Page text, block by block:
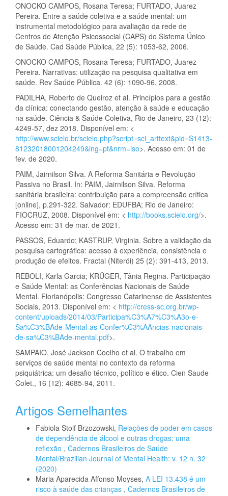
ONOCKO CAMPOS, Rosana Teresa; FURTADO, Juarez
Pereira. Entre a saúde coletiva e a saúde mental: um
instrumental metodológico para avaliação da rede de
Centros de Atenção Psicossocial (CAPS) do Sistema Único
de Saúde. Cad Saúde Pública, 22 (5): 1053-62, 2006.
ONOCKO CAMPOS, Rosana Teresa; FURTADO, Juarez
Pereira. Narrativas: utilização na pesquisa qualitativa em
saúde. Rev Saúde Pública. 42 (6): 1090-96, 2008.
PADILHA, Roberto de Queiroz et al. Princípios para a gestão
da clínica: conectando gestão, atenção à saúde e educação
na saúde. Ciência & Saúde Coletiva, Rio de Janeiro, 23 (12):
4249-57, dez 2018. Disponível em: <
http://www.scielo.br/scielo.php?script=sci_arttext&pid=S1413-
81232018001204249&lng=pt&nrm=iso>. Acesso em: 01 de
fev. de 2020.
PAIM, Jairnilson Silva. A Reforma Sanitária e Revolução
Passiva no Brasil. In: PAIM, Jairnilson Silva. Reforma
sanitária brasileira: contribuição para a compreensão crítica
[online], p.291-322. Salvador: EDUFBA; Rio de Janeiro:
FIOCRUZ, 2008. Disponível em: < http://books.scielo.org/>.
Acesso em: 31 de mar. de 2021.
PASSOS, Eduardo; KASTRUP, Virginia. Sobre a validação da
pesquisa cartográfica: acesso à experiência, consistência e
produção de efeitos. Fractal (Niterói) 25 (2): 391-413, 2013.
REBOLI, Karla Garcia; KRÜGER, Tânia Regina. Participação
e Saúde Mental: as Conferências Nacionais de Saúde
Mental. Florianópolis: Congresso Catarinense de Assistentes
Sociais, 2013. Disponível em: < http://cress-sc.org.br/wp-
content/uploads/2014/03/Participa%C3%A7%C3%A3o-e-
Sa%C3%BAde-Mental-as-Confer%C3%AAncias-nacionais-
de-sa%C3%BAde-mental.pdf>.
SAMPAIO, José Jackson Coelho et al. O trabalho em
serviços de saúde mental no contexto da reforma
psiquiátrica: um desafio técnico, político e ético. Cien Saude
Colet., 16 (12): 4685-94, 2011.
Artigos Semelhantes
Fabiola Stolf Brzozowski, Relações de poder em casos
de dependência de álcool e outras drogas: uma
reflexão , Cadernos Brasileiros de Saúde
Mental/Brazilian Journal of Mental Health: v. 12 n. 32
(2020)
Maria Aparecida Affonso Moyses, A LEI 13.438 é um
risco à saúde das crianças , Cadernos Brasileiros de